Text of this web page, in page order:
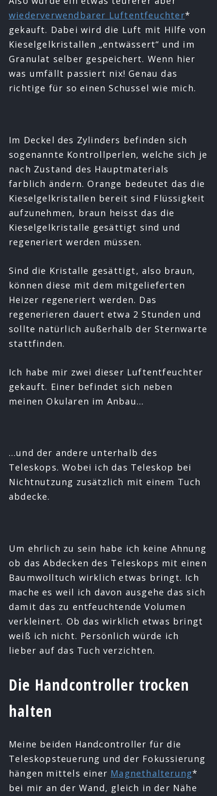
wiederverwendbarer Luftentfeuchter*
gekauft. Dabei wird die Luft mit Hilfe von
Kieselgelkristallen „entwässert“ und im
Granulat selber gespeichert. Wenn hier
was umfällt passiert nix! Genau das
richtige für so einen Schussel wie mich.
Im Deckel des Zylinders befinden sich
sogenannte Kontrollperlen, welche sich je
nach Zustand des Hauptmaterials
farblich ändern. Orange bedeutet das die
Kieselgelkristallen bereit sind Flüssigkeit
aufzunehmen, braun heisst das die
Kieselgelkristalle gesättigt sind und
regeneriert werden müssen.
Sind die Kristalle gesättigt, also braun,
können diese mit dem mitgelieferten
Heizer regeneriert werden. Das
regenerieren dauert etwa 2 Stunden und
sollte natürlich außerhalb der Sternwarte
stattfinden.
Ich habe mir zwei dieser Luftentfeuchter
gekauft. Einer befindet sich neben
meinen Okularen im Anbau…
…und der andere unterhalb des
Teleskops. Wobei ich das Teleskop bei
Nichtnutzung zusätzlich mit einem Tuch
abdecke.
Um ehrlich zu sein habe ich keine Ahnung
ob das Abdecken des Teleskops mit einen
Baumwolltuch wirklich etwas bringt. Ich
mache es weil ich davon ausgehe das sich
damit das zu entfeuchtende Volumen
verkleinert. Ob das wirklich etwas bringt
weiß ich nicht. Persönlich würde ich
lieber auf das Tuch verzichten.
Die Handcontroller trocken
halten
Meine beiden Handcontroller für die
Teleskopsteuerung und der Fokussierung
hängen mittels einer Magnethalterung*
bei mir an der Wand, gleich in der Nähe